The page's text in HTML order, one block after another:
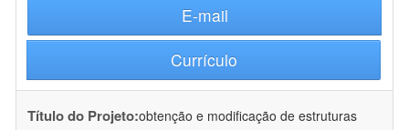
E-mail
Currículo
Título do Projeto:obtenção e modificação de estruturas